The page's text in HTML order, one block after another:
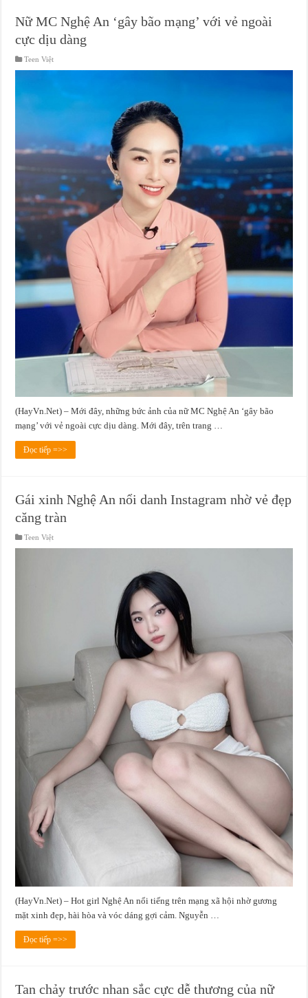
Nữ MC Nghệ An ‘gây bão mạng’ với vẻ ngoài
cực dịu dàng
Teen Việt
(HayVn.Net) – Mới đây, những bức ảnh của nữ MC Nghệ An ‘gây bão
mạng’ với vẻ ngoài cực dịu dàng. Mới đây, trên trang …
Đọc tiếp =>>
Gái xinh Nghệ An nổi danh Instagram nhờ vẻ đẹp
căng tràn
Teen Việt
(HayVn.Net) – Hot girl Nghệ An nổi tiếng trên mạng xã hội nhờ gương
mặt xinh đẹp, hài hòa và vóc dáng gợi cảm. Nguyễn …
Đọc tiếp =>>
Tan chảy trước nhan sắc cực dễ thương của nữ